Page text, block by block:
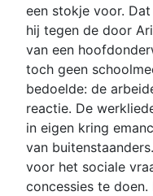
een stokje voor.
hij tegen de door
van een
toch geen
bedoelde: de
reactie. De
in eigen kring
van
voor het sociale
concessies te